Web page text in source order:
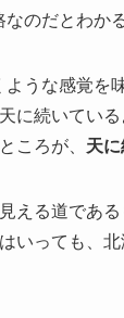
のだとわか
うな感覚を
に続いている
ころが、 天に
える道であ
いっても、